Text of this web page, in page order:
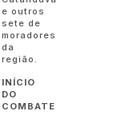
e outros
sete de
moradores
da
região.
INÍCIO
DO
COMBATE